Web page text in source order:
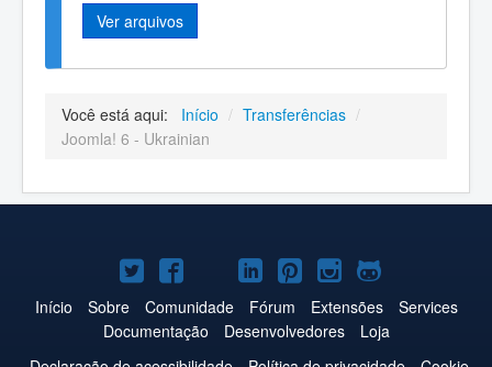
Ver arquivos
Você está aqui: Início / Transferências /
Joomla! 6 - Ukrainian
Joomla!
no
Twitter
Joomla!
no
Facebook
Joomla!
no
YouTube
Joomla!
no
LinkedIn
Joomla!
no
Pinterest
Joomla!
no
Instagram
Joomla!
no
GitHub
Início Sobre Comunidade Fórum Extensões
Services
Documentação
Desenvolvedores
Loja